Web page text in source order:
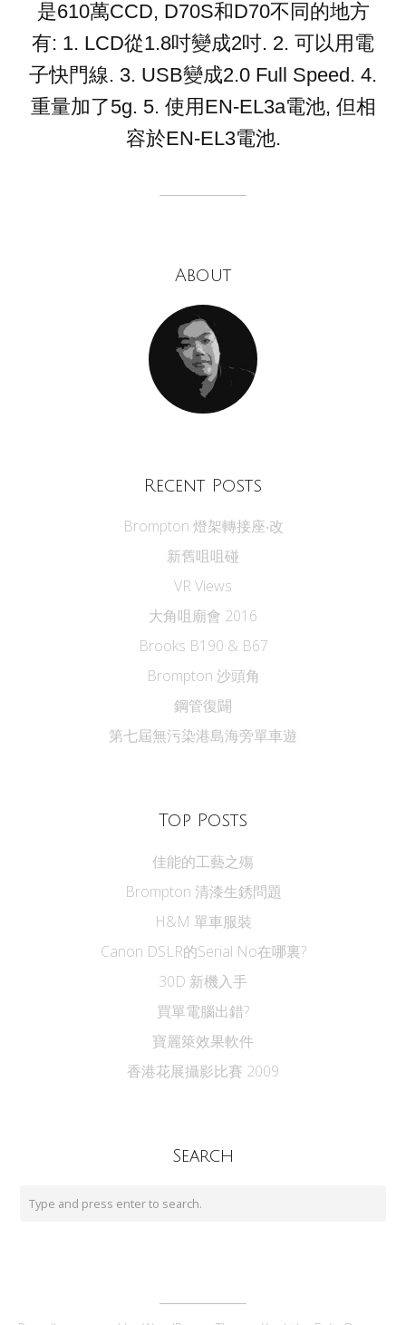
是610萬CCD, D70S和D70不同的地方
有: 1. LCD從1.8吋變成2吋. 2. 可以用電
子快門線. 3. USB變成2.0 Full Speed. 4.
重量加了5g. 5. 使用EN-EL3a電池, 但相
容於EN-EL3電池.
About
Recent Posts
Brompton 燈架轉接座‧改
新舊咀咀碰
VR Views
大角咀廟會 2016
Brooks B190 & B67
Brompton 沙頭角
鋼管復闢
第七屆無污染港島海旁單車遊
Top Posts
佳能的工藝之殤
Brompton 清漆生銹問題
H&M 單車服裝
Canon DSLR的Serial No在哪裏?
30D 新機入手
買單電腦出錯?
寶麗箂效果軟件
香港花展攝影比賽 2009
Search